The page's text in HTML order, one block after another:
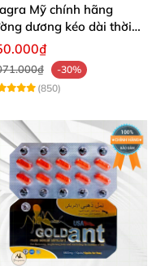
Mỹ chính hãng
dương kéo dài thời
nhập khẩu
-30%
(850)